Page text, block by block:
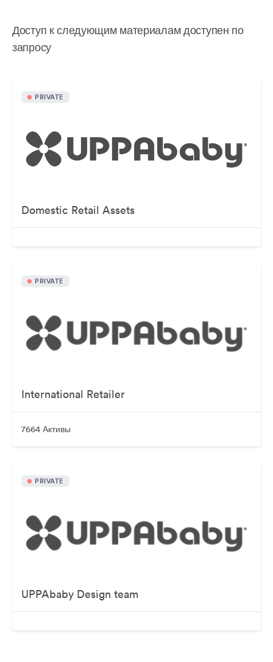
Доступ к следующим материалам доступен по
запросу
PRIVATE
Domestic Retail Assets
PRIVATE
International Retailer
7664 Активы
PRIVATE
UPPAbaby Design team